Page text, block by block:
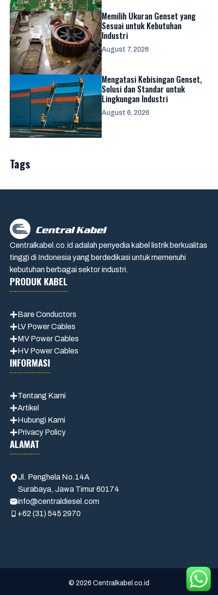
Memilih Ukuran Genset yang
Sesuai untuk Kebutuhan
Industri
August 7, 2026
Mengatasi Kebisingan Genset,
Solusi dan Standar untuk
Lingkungan Industri
August 6, 2026
Tags
Centralkabel.co.id adalah penyedia kabel listrik berkualitas
tinggi di Indonesia yang berdedikasi untuk memenuhi
kebutuhan berbagai sektor industri.
PRODUK KABEL
Bare Conductors
LV Power Cables
MV Power Cables
HV Power Cables
INFORMASI
Tentang Kami
Artikel
Hubungi Kami
Privacy Policy
ALAMAT
Jl. Penghela No.14A
Surabaya, Jawa Timur 60174
info@centraldiesel.com
+62 (31) 545 2970
© 2026 Centralkabel.co.id